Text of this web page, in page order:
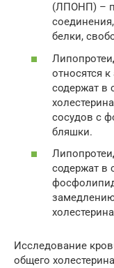
(ЛПОНП) –
белки,
относятся
содержат в
сосудов с
бляшки.
содержат в
Исследование
общего